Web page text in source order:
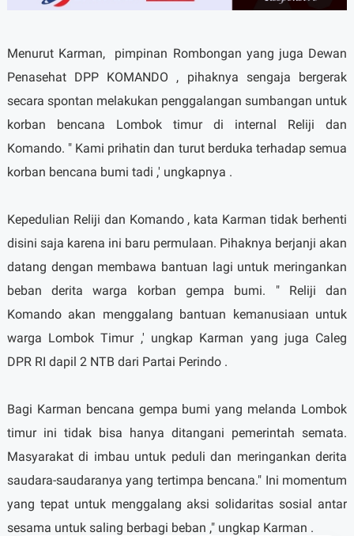
Menurut Karman,
pimpinan Rombongan yang juga Dewan
Penasehat DPP KOMANDO , pihaknya sengaja bergerak
secara spontan melakukan penggalangan sumbangan untuk
korban bencana Lombok timur di internal Reliji dan
Komando. " Kami prihatin dan turut berduka terhadap semua
korban bencana bumi tadi ,' ungkapnya .
Kepedulian Reliji dan Komando , kata Karman tidak berhenti
disini saja karena ini baru permulaan. Pihaknya berjanji akan
datang dengan membawa bantuan lagi untuk meringankan
beban derita warga korban gempa bumi. " Reliji dan
Komando akan menggalang bantuan kemanusiaan untuk
warga Lombok Timur ,' ungkap Karman yang juga Caleg
DPR RI dapil 2 NTB dari Partai Perindo .
Bagi Karman bencana gempa bumi yang melanda Lombok
timur ini tidak bisa hanya ditangani pemerintah semata.
Masyarakat di imbau untuk peduli dan meringankan derita
saudara-saudaranya yang tertimpa bencana." Ini momentum
yang tepat untuk menggalang aksi solidaritas sosial antar
sesama untuk saling berbagi beban ," ungkap Karman .